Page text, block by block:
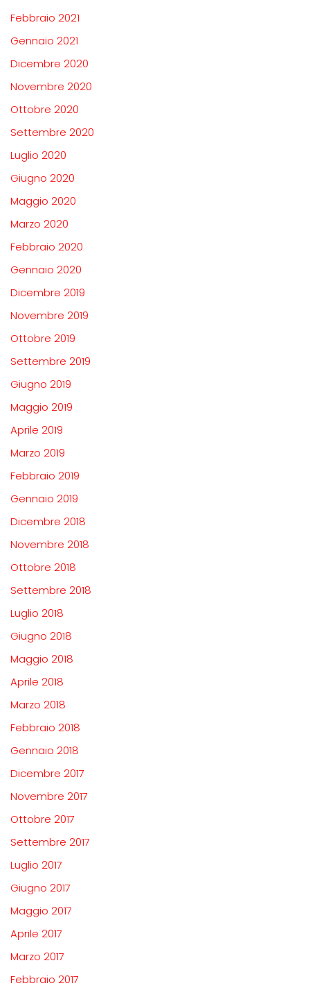
Febbraio 2021
Gennaio 2021
Dicembre 2020
Novembre 2020
Ottobre 2020
Settembre 2020
Luglio 2020
Giugno 2020
Maggio 2020
Marzo 2020
Febbraio 2020
Gennaio 2020
Dicembre 2019
Novembre 2019
Ottobre 2019
Settembre 2019
Giugno 2019
Maggio 2019
Aprile 2019
Marzo 2019
Febbraio 2019
Gennaio 2019
Dicembre 2018
Novembre 2018
Ottobre 2018
Settembre 2018
Luglio 2018
Giugno 2018
Maggio 2018
Aprile 2018
Marzo 2018
Febbraio 2018
Gennaio 2018
Dicembre 2017
Novembre 2017
Ottobre 2017
Settembre 2017
Luglio 2017
Giugno 2017
Maggio 2017
Aprile 2017
Marzo 2017
Febbraio 2017